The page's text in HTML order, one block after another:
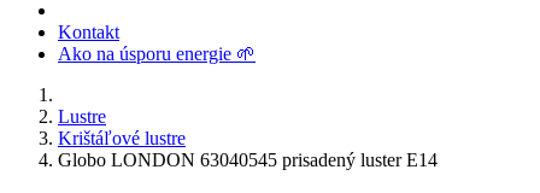
Kontakt
Ako na úsporu energie 🌱
Lustre
Krištáľové lustre
Globo LONDON 63040545 prisadený luster E14